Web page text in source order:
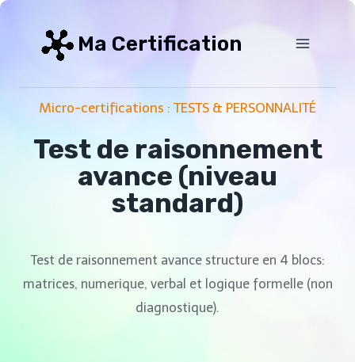
Aller
contenu
Ma Certification
Micro-certifications : TESTS & PERSONNALITÉ
Test de raisonnement
avance (niveau
standard)
Test de raisonnement avance structure en 4 blocs:
matrices, numerique, verbal et logique formelle (non
diagnostique).